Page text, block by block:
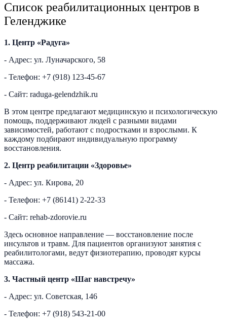
Список реабилитационных центров в
Геленджике
1. Центр «Радуга»
- Адрес: ул. Луначарского, 58
- Телефон: +7 (918) 123-45-67
- Сайт: raduga-gelendzhik.ru
В этом центре предлагают медицинскую и психологическую
помощь, поддерживают людей с разными видами
зависимостей, работают с подростками и взрослыми. К
каждому подбирают индивидуальную программу
восстановления.
2. Центр реабилитации «Здоровье»
- Адрес: ул. Кирова, 20
- Телефон: +7 (86141) 2-22-33
- Сайт: rehab-zdorovie.ru
Здесь основное направление — восстановление после
инсультов и травм. Для пациентов организуют занятия с
реабилитологами, ведут физиотерапию, проводят курсы
массажа.
3. Частный центр «Шаг навстречу»
- Адрес: ул. Советская, 146
- Телефон: +7 (918) 543-21-00